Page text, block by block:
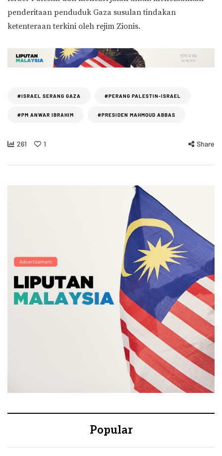
penderitaan penduduk Gaza susulan tindakan
ketenteraan terkini oleh rejim Zionis.
#ISRAEL SERANG GAZA #PERANG PALESTIN-ISRAEL
#PM ANWAR IBRAHIM #PRESIDEN MAHMOUD ABBAS
261 1 Share
Popular